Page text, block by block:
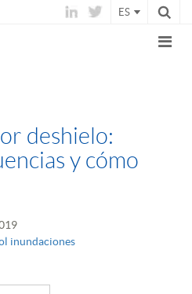
ES
deshielo:
y cómo
inundaciones